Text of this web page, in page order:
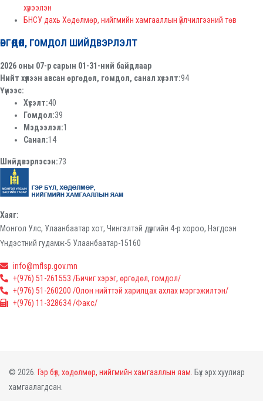
хүрээлэн
БНСУ дахь Хөдөлмөр, нийгмийн хамгааллын үйлчилгээний төв
ӨРГӨДӨЛ, ГОМДОЛ ШИЙДВЭРЛЭЛТ
2026 оны 07-р сарын 01-31-ний байдлаар
Нийт хүлээн авсан өргөдөл, гомдол, санал хүсэлт:94
Үүнээс:
Хүсэлт:40
Гомдол:39
Мэдээлэл:1
Санал:14
Шийдвэрлэсэн:73
Хаяг:
Монгол Улс, Улаанбаатар хот, Чингэлтэй дүүргийн 4-р хороо, Нэгдсэн
Үндэстний гудамж-5 Улаанбаатар-15160
info@mflsp.gov.mn
+(976) 51-261553 /Бичиг хэрэг, өргөдөл, гомдол/
+(976) 51-260200 /Олон нийттэй харилцах ахлах мэргэжилтэн/
+(976) 11-328634 /Факс/
© 2026. Гэр бүл, хөдөлмөр, нийгмийн хамгааллын яам. Бүх эрх хуулиар
хамгаалагдсан.